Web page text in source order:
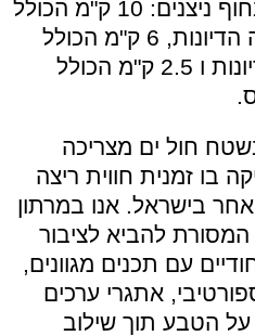
מקצים שיחלו ויסתיימו בחוף ניצנים: 10 ק"מ הכולל
כ- 100 מ' טיפוס במעלה הדיונות, 6 ק"מ הכולל
50 מ' טיפוס במעלה הדיונות ו 2.5 ק"מ הכולל
חול ים מצריכה
בו זמנית חווית ריצה
בישראל. אנו במרתון
להביא לציבור
עם תכנים מגוונים,
אתגרי ערכים
הטבע תוך שילוב